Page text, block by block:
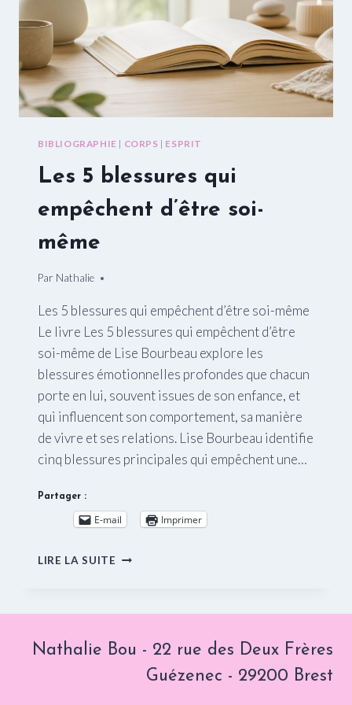
BIBLIOGRAPHIE | CORPS | ESPRIT
Les 5 blessures qui
empêchent d’être soi-
même
Par Nathalie
27/11/2024
Les 5 blessures qui empêchent d’être soi-même
Le livre Les 5 blessures qui empêchent d’être
soi-même de Lise Bourbeau explore les
blessures émotionnelles profondes que chacun
porte en lui, souvent issues de son enfance, et
qui influencent son comportement, sa manière
de vivre et ses relations. Lise Bourbeau identifie
cinq blessures principales qui empêchent une…
Partager :
E-mail Imprimer
LIRE LA SUITE LES
SOI-
MÊME
Nathalie Bou - 22 rue des Deux Frères
Guézenec - 29200 Brest